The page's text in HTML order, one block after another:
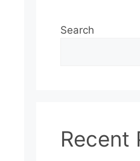
Search
Recent